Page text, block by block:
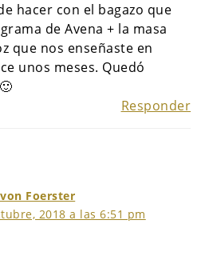
hacer con el bagazo que
de Avena + la masa
que nos enseñaste en
unos meses. Quedó
Responder
Foerster
2018 a las 6:51 pm